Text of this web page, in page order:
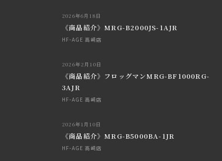
2026年6月18日
《商品紹介》MRG-B2000JS-1AJR
HF-AGE 高崎店
2026年2月10日
《商品紹介》フロッグマンMRG-BF1000RG-
3AJR
HF-AGE 高崎店
2026年1月10日
《商品紹介》MRG-B5000BA-1JR
HF-AGE 高崎店